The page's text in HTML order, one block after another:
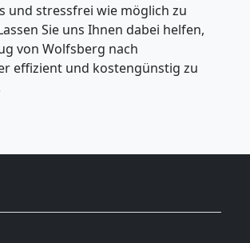
und stressfrei wie möglich zu
Sie uns Ihnen dabei helfen,
von Wolfsberg nach
effizient und kostengünstig zu